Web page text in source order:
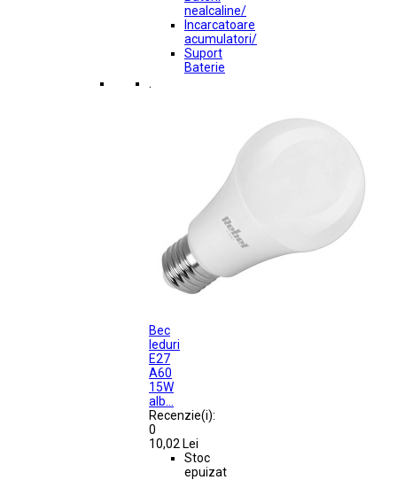
nealcaline/
Incarcatoare
acumulatori/
Suport
Baterie
.
Bec
leduri
E27
A60
15W
alb...
Recenzie(i):
0
10,02 Lei
Stoc
epuizat